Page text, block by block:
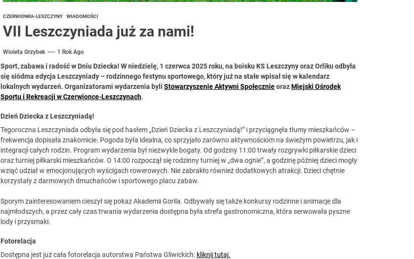
CZERWIONKA-LESZCZYNY WIADOMOŚCI
VII Leszczyniada już za nami!
Wioleta Grzybek 1 Rok Ago
Sport, zabawa i radość w Dniu Dziecka! W niedzielę, 1 czerwca 2025 roku, na boisku KS Leszczyny oraz Orliku odbyła
się siódma edycja Leszczyniady – rodzinnego festynu sportowego, który już na stałe wpisał się w kalendarz
lokalnych wydarzeń. Organizatorami wydarzenia byli Stowarzyszenie Aktywni SpołecznieorazMiejski Ośrodek
Sportu i Rekreacji w Czerwionce-Leszczynach.
Dzień Dziecka z Leszczyniadą!
Tegoroczna Leszczyniada odbyła się pod hasłem „Dzień Dziecka z Leszczyniadą!” i przyciągnęła tłumy mieszkańców –
frekwencja dopisała znakomicie. Pogoda była idealna, co sprzyjało zarówno aktywnościom na świeżym powietrzu, jak i
integracji całych rodzin. Program wydarzenia był niezwykle bogaty. Od godziny 11:00 trwały rozgrywki piłkarskie dzieci
oraz turniej piłkarski mieszkańców. O 14:00 rozpoczął się rodzinny turniej w „dwa ognie”, a godzinę później dzieci mogły
wziąć udział w emocjonujących wyścigach rowerowych. Nie zabrakło również dodatkowych atrakcji. Dzieci chętnie
korzystały z darmowych dmuchańców i sportowego placu zabaw.
Sporym zainteresowaniem cieszył się pokaz Akademii Gorila. Odbywały się także konkursy rodzinne i animacje dla
najmłodszych, a przez cały czas trwania wydarzenia dostępna była strefa gastronomiczna, która serwowała pyszne
lody i przysmaki.
Fotorelacja
Dostępna jest już cała fotorelacja autorstwa Państwa Gliwickich: kliknij tutaj.